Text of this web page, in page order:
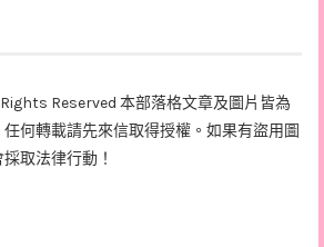
Reserved 本部落格文章及圖片皆為
何轉載請先來信取得授權。如果有盜用圖
取法律行動！